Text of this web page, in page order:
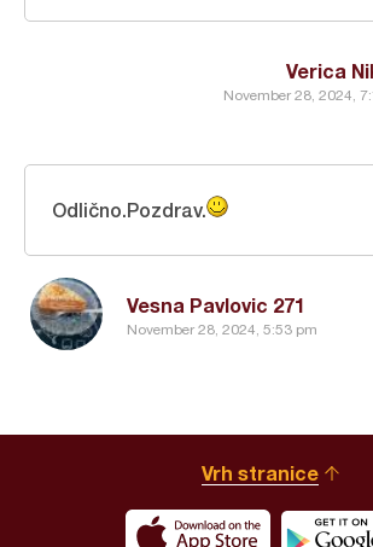
Verica
November 28, 2024,
Vesna Pavlovic 271
November 28, 2024, 5:53 pm
Odlično.Pozdrav.
Vrh stranice